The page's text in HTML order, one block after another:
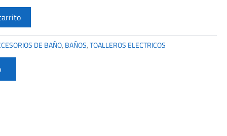
DE BAÑO, BAÑOS,TOALLEROS ELECTRICOS